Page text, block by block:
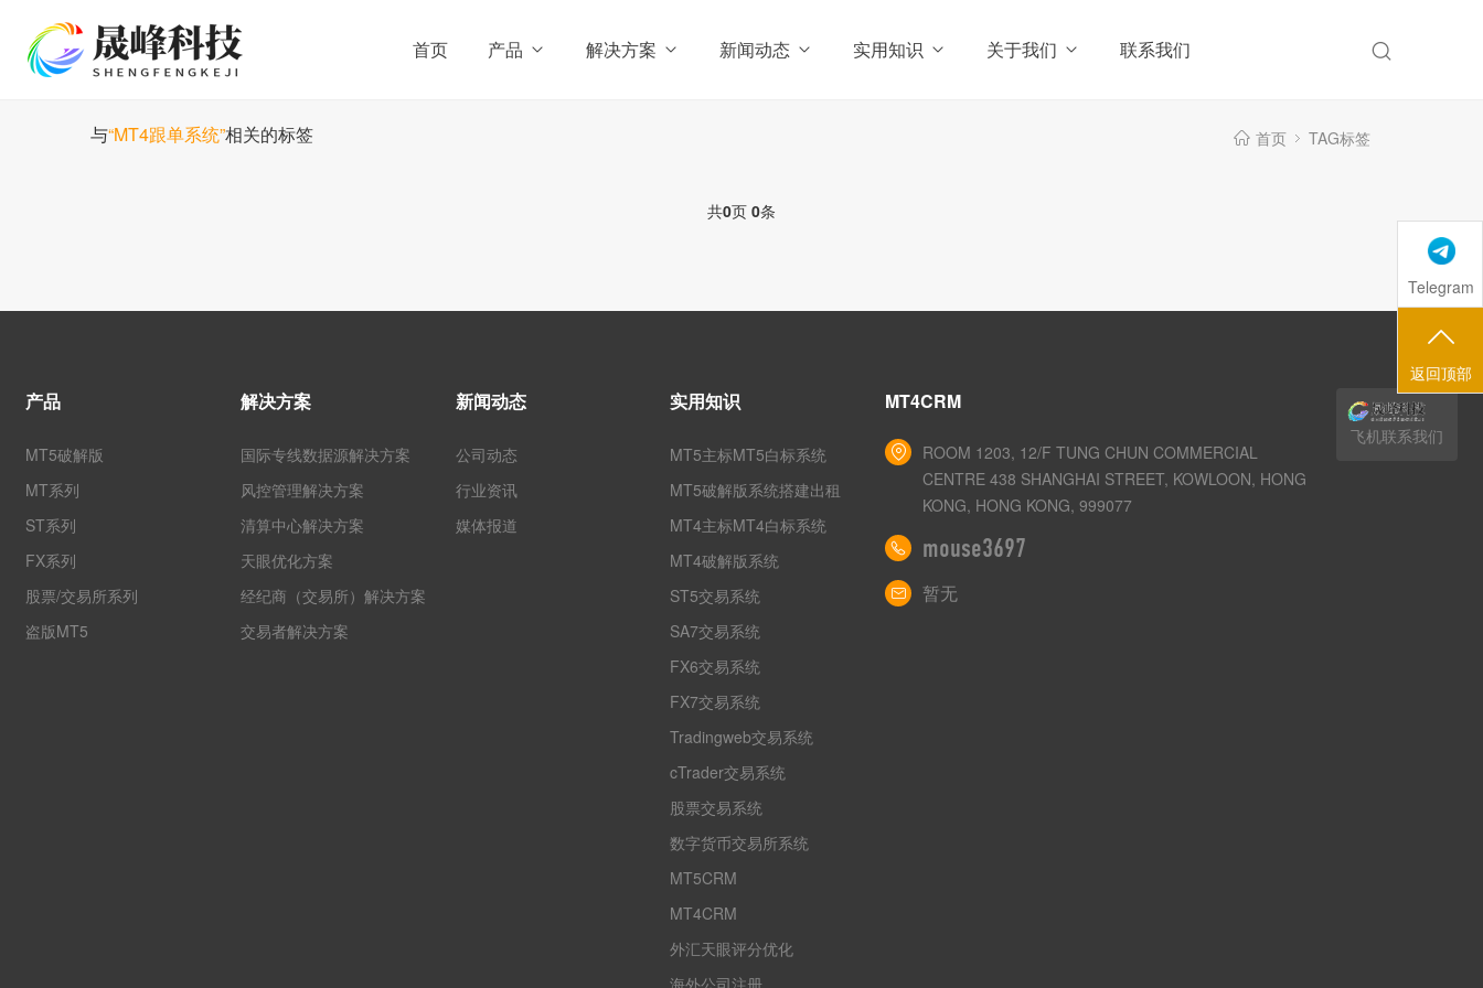
首页 产品 解决方案 新闻动态 实用知识 关于我们 联系我们
与“MT4跟单系统”相关的标签 首页 TAG标签
共0页 0条
产品
MT5破解版
MT系列
ST系列
FX系列
股票/交易所系列
盗版MT5
解决方案
国际专线数据源解决方案
风控管理解决方案
清算中心解决方案
天眼优化方案
经纪商（交易所）解决方案
交易者解决方案
新闻动态
公司动态
行业资讯
媒体报道
实用知识
MT5主标MT5白标系统
MT5破解版系统搭建出租
MT4主标MT4白标系统
MT4破解版系统
ST5交易系统
SA7交易系统
FX6交易系统
FX7交易系统
Tradingweb交易系统
cTrader交易系统
股票交易系统
数字货币交易所系统
MT5CRM
MT4CRM
外汇天眼评分优化
海外公司注册
MT4CRM
ROOM 1203, 12/F TUNG CHUN COMMERCIAL
CENTRE 438 SHANGHAI STREET, KOWLOON, HONG
KONG, HONG KONG, 999077
mouse3697
暂无
飞机联系我们
Telegram
返回顶部